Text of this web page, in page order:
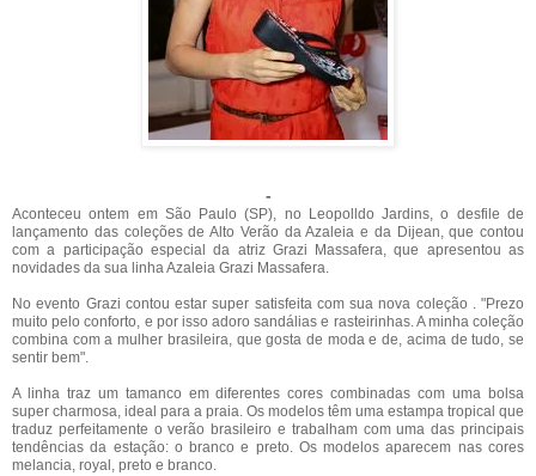
-
Aconteceu ontem em São Paulo (SP), no Leopolldo Jardins, o desfile de
lançamento das coleções de Alto Verão da Azaleia e da Dijean, que contou
com a participação especial da atriz Grazi Massafera, que apresentou as
novidades da sua linha Azaleia Grazi Massafera.
No evento Grazi contou estar super satisfeita com sua nova coleção . "Prezo
muito pelo conforto, e por isso adoro sandálias e rasteirinhas. A minha coleção
combina com a mulher brasileira, que gosta de moda e de, acima de tudo, se
sentir bem".
A linha traz um tamanco em diferentes cores combinadas com uma bolsa
super charmosa, ideal para a praia. Os modelos têm uma estampa tropical que
traduz perfeitamente o verão brasileiro e trabalham com uma das principais
tendências da estação: o branco e preto. Os modelos aparecem nas cores
melancia, royal, preto e branco.